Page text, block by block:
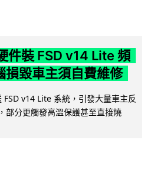
件裝 FSD v14 Lite 頻
損毀車主須自費維修
v14 Lite 系統，引發大量車主反
部分更觸發高溫保護甚至直接燒